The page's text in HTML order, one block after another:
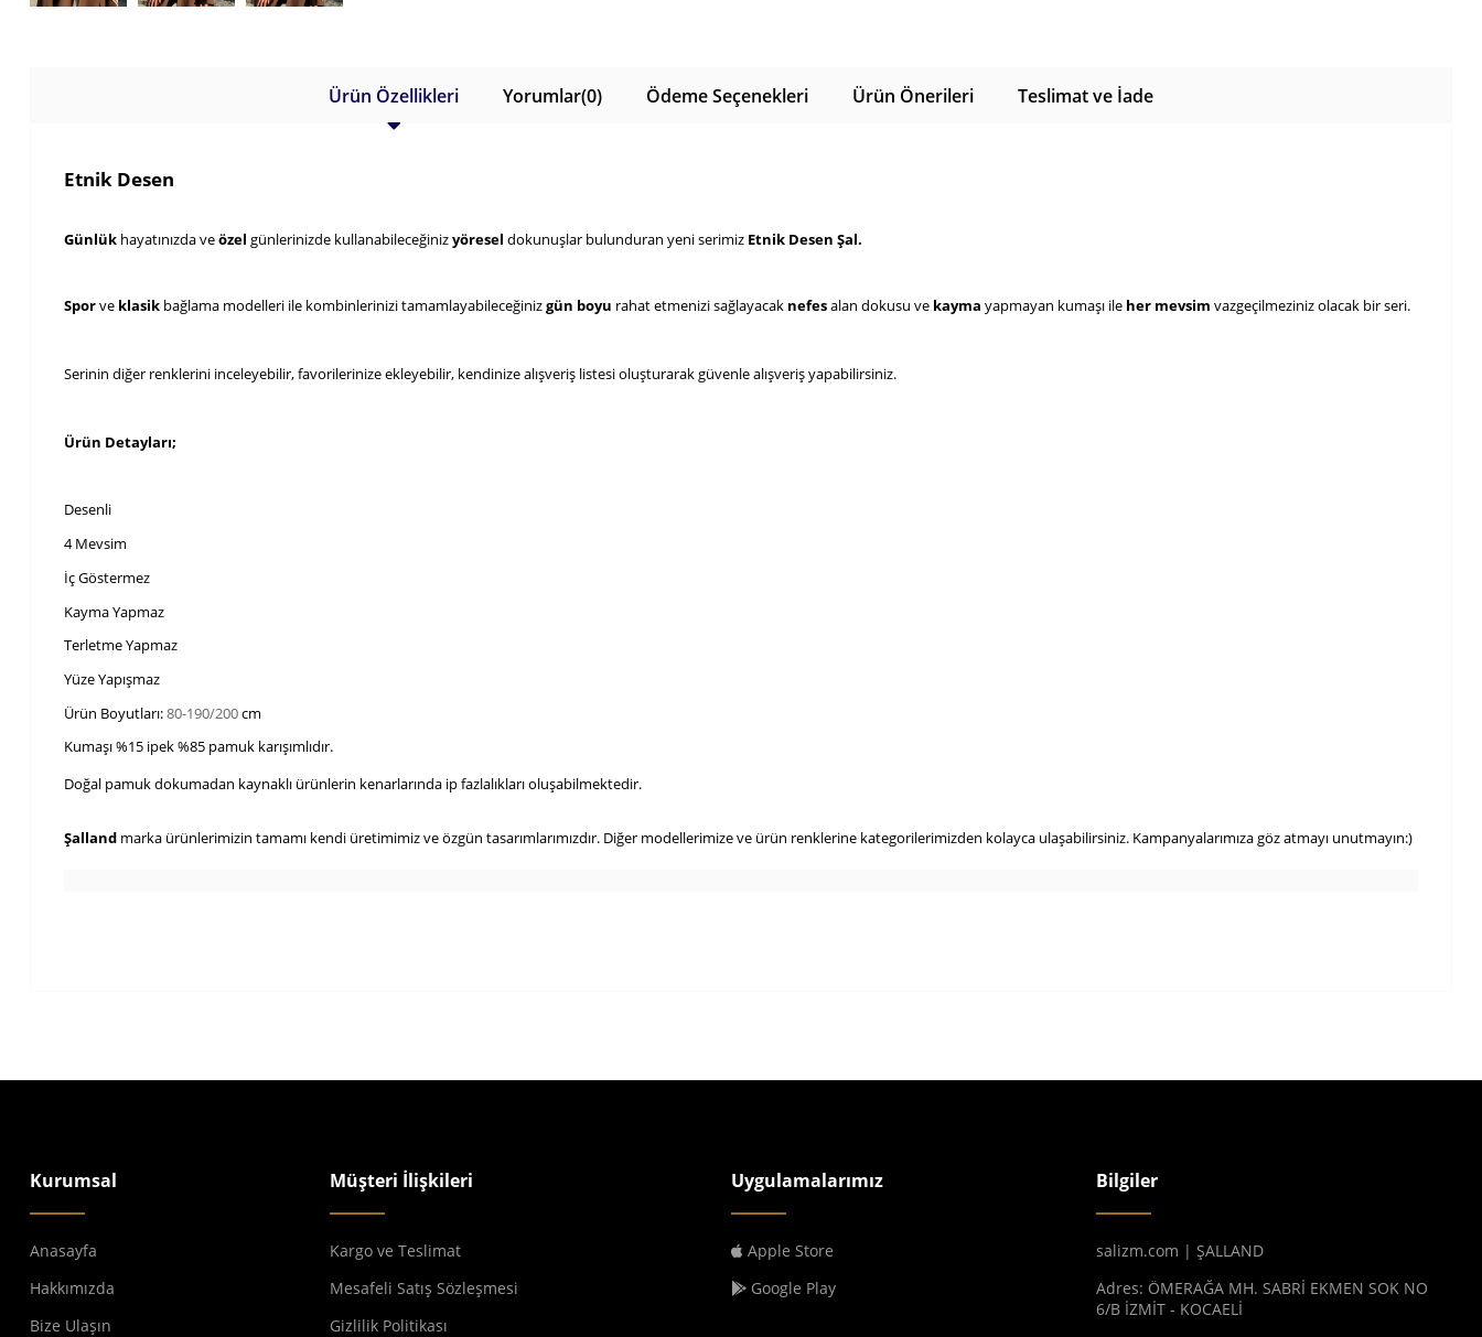
Ürün Özellikleri Yorumlar(0) Ödeme Seçenekleri Ürün Önerileri Teslimat ve İade
Etnik Desen
Günlük hayatınızda ve özel günlerinizde kullanabileceğiniz yöresel dokunuşlar bulunduran yeni serimiz Etnik Desen Şal.
Spor ve klasik bağlama modelleri ile kombinlerinizi tamamlayabileceğiniz gün boyu rahat etmenizi sağlayacak nefes alan dokusu ve kayma yapmayan kumaşı ile her mevsim vazgeçilmeziniz olacak bir seri.
Serinin diğer renklerini inceleyebilir, favorilerinize ekleyebilir, kendinize alışveriş listesi oluşturarak güvenle alışveriş yapabilirsiniz.
Ürün Detayları;
Desenli
4 Mevsim
İç Göstermez
Kayma Yapmaz
Terletme Yapmaz
Yüze Yapışmaz
Ürün Boyutları: 80-190/200 cm
Kumaşı %15 ipek %85 pamuk karışımlıdır.
Doğal pamuk dokumadan kaynaklı ürünlerin kenarlarında ip fazlalıkları oluşabilmektedir.
Şalland marka ürünlerimizin tamamı kendi üretimimiz ve özgün tasarımlarımızdır. Diğer modellerimize ve ürün renklerine kategorilerimizden kolayca ulaşabilirsiniz. Kampanyalarımıza göz atmayı unutmayın:)
Kurumsal
Anasayfa
Hakkımızda
Bize Ulaşın
Müşteri İlişkileri
Kargo ve Teslimat
Mesafeli Satış Sözleşmesi
Gizlilik Politikası
Uygulamalarımız
Apple Store
Google Play
Bilgiler
salizm.com | ŞALLAND
Adres: ÖMERAĞA MH. SABRİ EKMEN SOK NO
6/B İZMİT - KOCAELİ